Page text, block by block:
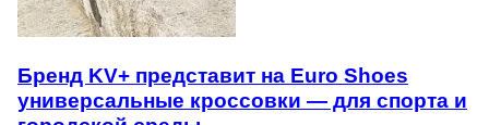
Бренд KV+ представит на Euro Shoes
универсальные кроссовки — для спорта и